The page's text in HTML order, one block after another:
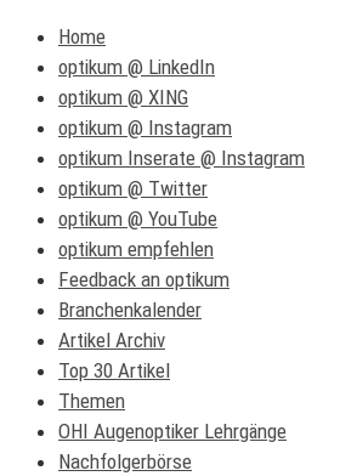
Home
optikum @ LinkedIn
optikum @ XING
optikum @ Instagram
optikum Inserate @ Instagram
optikum @ Twitter
optikum @ YouTube
optikum empfehlen
Feedback an optikum
Branchenkalender
Artikel Archiv
Top 30 Artikel
Themen
OHI Augenoptiker Lehrgänge
Nachfolgerbörse